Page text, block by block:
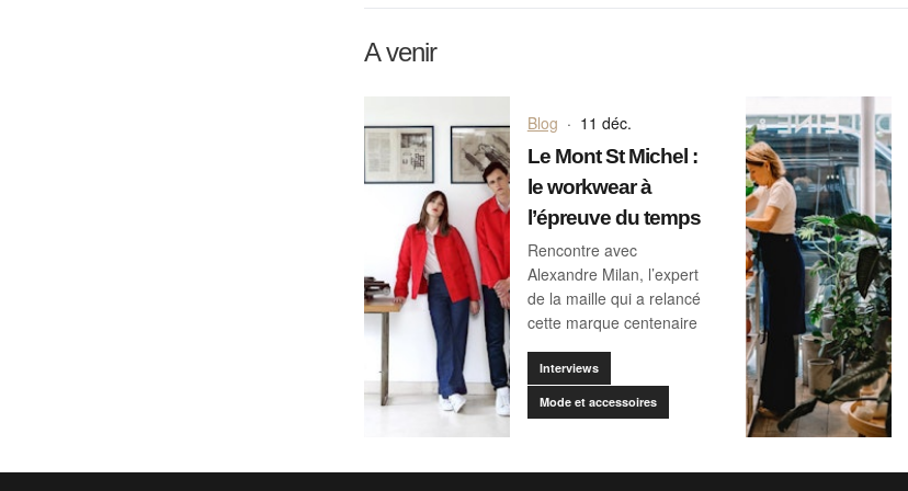
A venir
Blog · 11 déc.
Le Mont St Michel :
le workwear à
l’épreuve du temps
Rencontre avec
Alexandre Milan, l’expert
de la maille qui a relancé
cette marque centenaire
Interviews
Mode et accessoires